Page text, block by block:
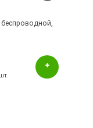
беспроводной,